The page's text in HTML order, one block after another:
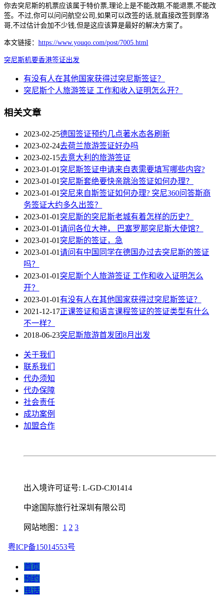
你去突尼斯的机票应该属于特价票,理论上是不能改期,不能退票,不能改
签。不过,你可以问问航空公司,如果可以改签的话,就直接改签到摩洛
哥,不过估计会加不少钱,但是这应该算是最好的解决方案了。
本文链接： https://www.youqo.com/post/7005.html
突尼斯机要香港签证出发
有没有人在其他国家获得过突尼斯签证？
突尼斯个人旅游签证 工作和收入证明怎么开？
相关文章
2023-02-25德国签证预约几点著水态各刷新
2023-02-24去荷兰旅游签证好办吗
2023-02-15去意大利的旅游签证
2023-01-01突尼斯签证申请来自表需要填写哪些内容?
2023-01-01突尼斯套绝要快亲跳治签证如何办理？
2023-01-01突尼来自斯签证如何办理? 突尼360问答斯商
务签证大约多久出签？
2023-01-01突尼斯的突尼斯老城有着怎样的历史？
2023-01-01请问各位大神， 巴塞罗那突尼斯大使馆？
2023-01-01突尼斯的签证，急
2023-01-01请问有中国同学在德国办过去突尼斯的签证
吗？
2023-01-01突尼斯个人旅游签证 工作和收入证明怎么
开？
2023-01-01有没有人在其他国家获得过突尼斯签证？
2021-12-17正课签证和语言课程签证的签证类型有什么
不一样？
2018-06-23突尼斯旅游首发团8月出发
关于我们
联系我们
代办须知
代办保障
社会责任
成功案例
加盟合作
出入境许可证号: L-GD-CJ01414
中途国际旅行社深圳有限公司
网站地图： 1 2 3
粤ICP备15014553号
首页
预约
电话